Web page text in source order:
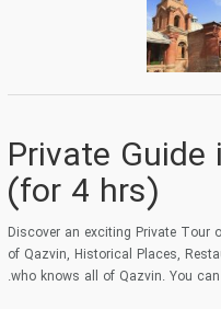
Private
(for 4 hrs)
Discover an exciting Private Tour
of Qazvin, Historical Places,
who knows all of Qazvin. You